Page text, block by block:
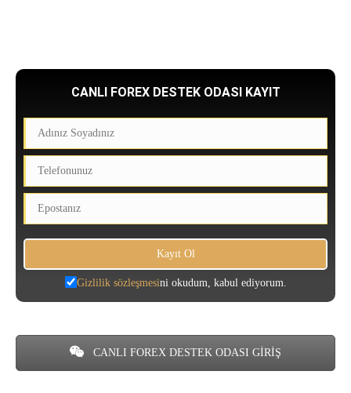
CANLI FOREX DESTEK ODASI KAYIT
Gizlilik sözleşmesini okudum, kabul ediyorum.
CANLI FOREX DESTEK ODASI GİRİŞ